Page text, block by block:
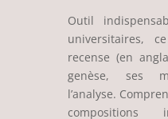
Outil
universitaires,
recense (en
genèse, ses
l’analyse.
compositions